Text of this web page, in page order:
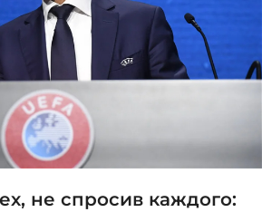
не спросив каждого: